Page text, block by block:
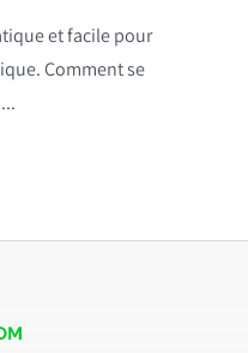
et facile pour
Comment se